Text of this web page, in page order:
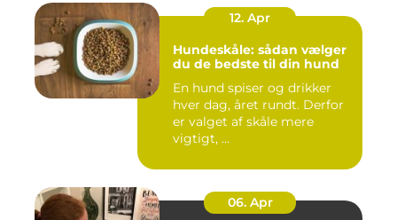
12. Apr
Hundeskåle: sådan vælger
du de bedste til din hund
En hund spiser og drikker
hver dag, året rundt. Derfor
er valget af skåle mere
vigtigt, ...
06. Apr